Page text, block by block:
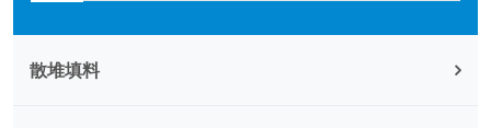
散堆填料